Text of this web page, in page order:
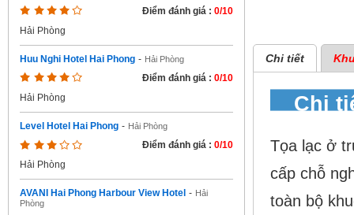
Điểm đánh giá : 0/10
Hải Phòng
Huu Nghi Hotel Hai Phong - Hải Phòng
Điểm đánh giá : 0/10
Hải Phòng
Level Hotel Hai Phong - Hải Phòng
Điểm đánh giá : 0/10
Hải Phòng
AVANI Hai Phong Harbour View Hotel - Hải
Phòng
Chi tiết
Chi
Tọa lạc ở
cấp chỗ
toàn bộ